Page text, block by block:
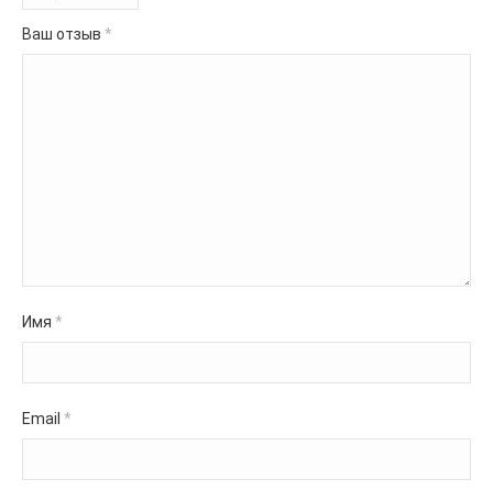
Ваш отзыв *
Имя *
Email *